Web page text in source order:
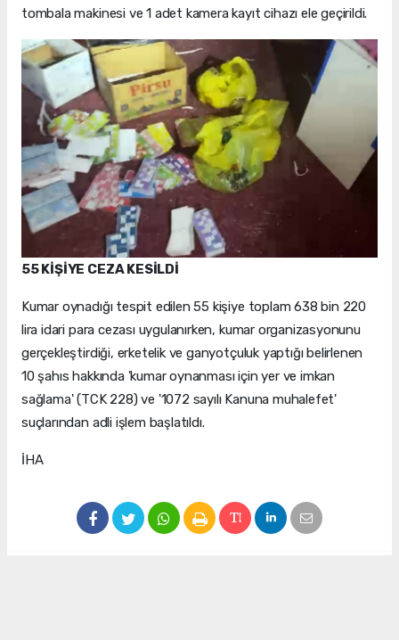
tombala makinesi ve 1 adet kamera kayıt cihazı ele geçirildi.
55 KİŞİYE CEZA KESİLDİ
Kumar oynadığı tespit edilen 55 kişiye toplam 638 bin 220
lira idari para cezası uygulanırken, kumar organizasyonunu
gerçekleştirdiği, erketelik ve ganyotçuluk yaptığı belirlenen
10 şahıs hakkında 'kumar oynanması için yer ve imkan
sağlama' (TCK 228) ve '1072 sayılı Kanuna muhalefet'
suçlarından adli işlem başlatıldı.
İHA